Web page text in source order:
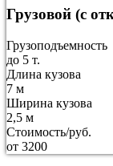
Грузовой (с
Грузоподъемность
до 5 т.
Длина кузова
7 м
Ширина кузова
2,5 м
Стоимость/руб.
от 3200